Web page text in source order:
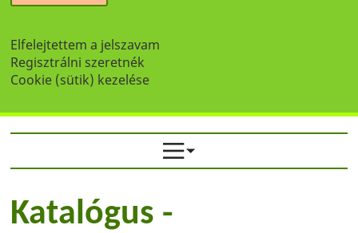
Elfelejtettem a jelszavam
Regisztrálni szeretnék
Cookie (sütik) kezelése
Katalógus -